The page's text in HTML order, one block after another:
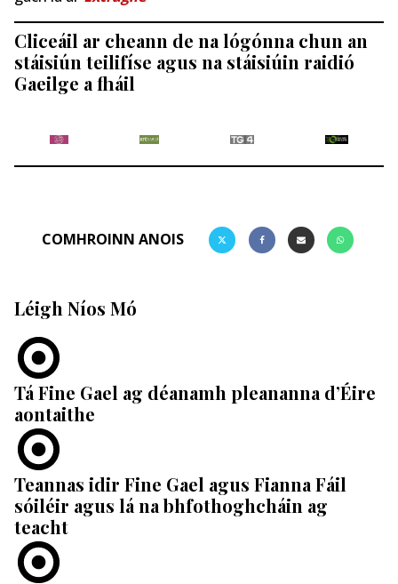
Cliceáil ar cheann de na lógónna chun an
stáisiún teilifíse agus na stáisiúin raidió
Gaeilge a fháil
COMHROINN ANOIS
Léigh Níos Mó
Tá Fine Gael ag déanamh pleananna d’Éire
aontaithe
Teannas idir Fine Gael agus Fianna Fáil
sóiléir agus lá na bhfothoghcháin ag
teacht